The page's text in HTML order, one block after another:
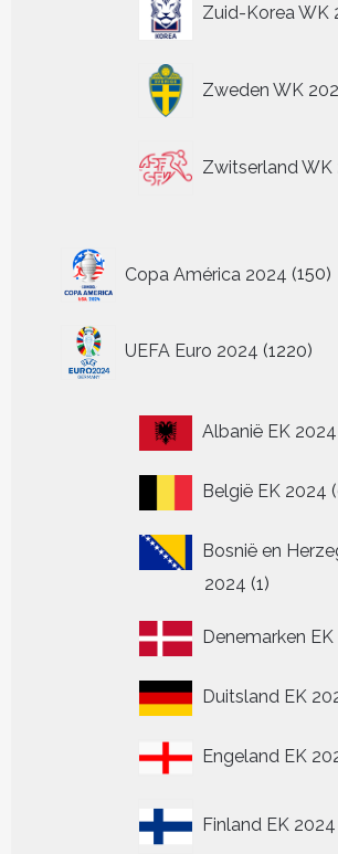
Zuid-Korea WK
Zweden WK
Zwitserland WK
Copa América 2024 150
UEFA Euro 2024 1220
Albanië EK 2024
België EK 2024
Bosnië en
2024 11
Denemarken
Duitsland EK
Engeland EK
Finland EK 2024